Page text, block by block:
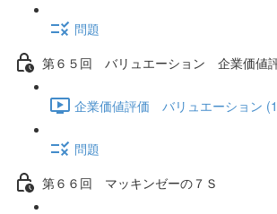
問題
第６５回 バリュエーション 企業価値
企業価値評価 バリュエーション
問題
第６６回 マッキンゼーの７Ｓ